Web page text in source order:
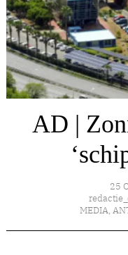
AD |
25
MEDIA,